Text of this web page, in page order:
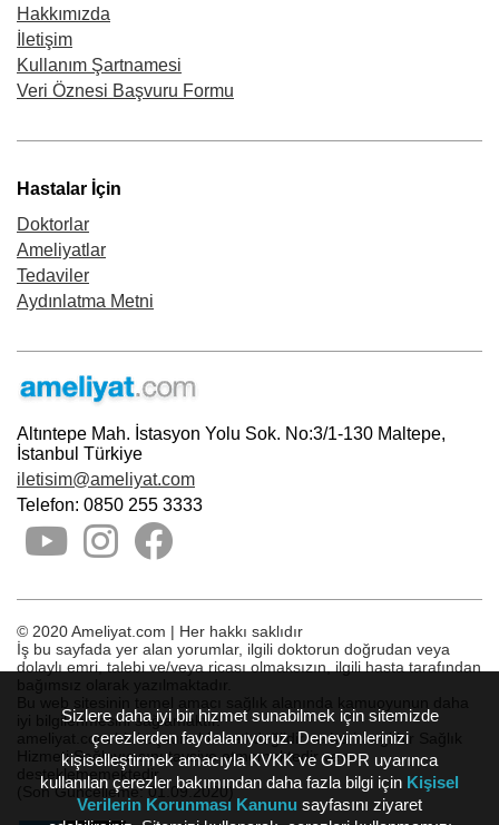
Sizlere daha iyi bir hizmet sunabilmek için sitemizde
çerezlerden faydalanıyoruz. Deneyimlerinizi
kişiselleştirmek amacıyla KVKK ve GDPR uyarınca
kullanılan çerezler bakımından daha fazla bilgi için Kişisel
Verilerin Korunması Kanunu sayfasını ziyaret
Hakkımızda
İletişim
Kullanım Şartnamesi
Veri Öznesi Başvuru Formu
Hastalar İçin
Doktorlar
Ameliyatlar
Tedaviler
Aydınlatma Metni
Altıntepe Mah. İstasyon Yolu Sok. No:3/1-130 Maltepe,
İstanbul Türkiye
iletisim@ameliyat.com
Telefon: 0850 255 3333
© 2020 Ameliyat.com | Her hakkı saklıdır
İş bu sayfada yer alan yorumlar, ilgili doktorun doğrudan veya
dolaylı emri, talebi ve/veya ricası olmaksızın, ilgili hasta tarafından
iyi bilgilenmesini sağlamaktır.
ameliyat.com bir başvuru hizmeti değildir ve herhangi bir Sağlık
Hizmeti Sağlayıcısını tavsiye etmemektedir veya
desteklememektedir.
(Son Güncelleme: 01.09.2020)